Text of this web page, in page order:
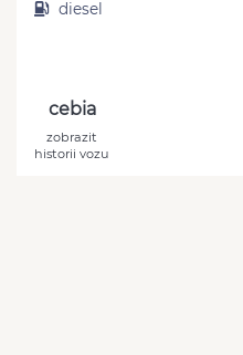
diesel
cebia
zobrazit
historii vozu